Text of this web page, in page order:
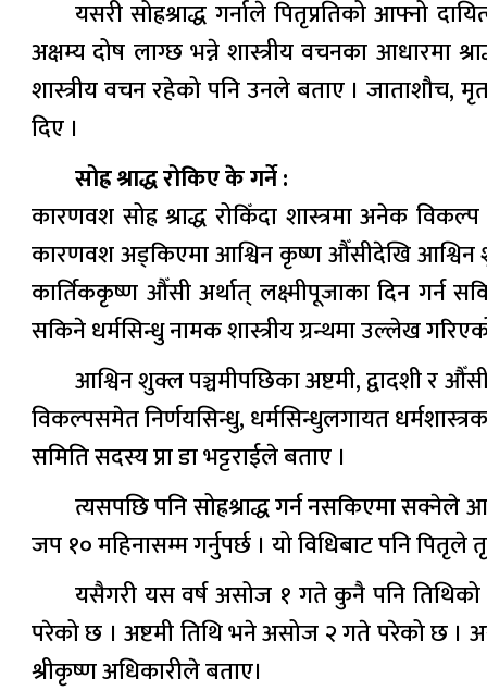
यसरी सोह्रश्राद्ध गर्नाले पितृप्रतिको आफ्नो
अक्षम्य दोष लाग्छ भन्ने शास्त्रीय वचनका आधारमा
शास्त्रीय वचन रहेको पनि उनले बताए । जाताशौच,
दिए ।
सोह्र श्राद्ध रोकिए के गर्ने :
कारणवश सोह्र श्राद्ध रोकिँदा शास्त्रमा अनेक
कारणवश अड्किएमा आश्विन कृष्ण औँसीदेखि आश्विन
कार्तिककृष्ण औँसी अर्थात् लक्ष्मीपूजाका दिन गर्न
सकिने धर्मसिन्धु नामक शास्त्रीय ग्रन्थमा उल्लेख
आश्विन शुक्ल पञ्चमीपछिका अष्टमी, द्वादशी र
विकल्पसमेत निर्णयसिन्धु, धर्मसिन्धुलगायत
समिति सदस्य प्रा डा भट्टराईले बताए ।
त्यसपछि पनि सोह्रश्राद्ध गर्न नसकिएमा
जप १० महिनासम्म गर्नुपर्छ । यो विधिबाट पनि पितृले
यसैगरी यस वर्ष असोज १ गते कुनै पनि तिथिको
परेको छ । अष्टमी तिथि भने असोज २ गते परेको छ ।
श्रीकृष्ण अधिकारीले बताए।